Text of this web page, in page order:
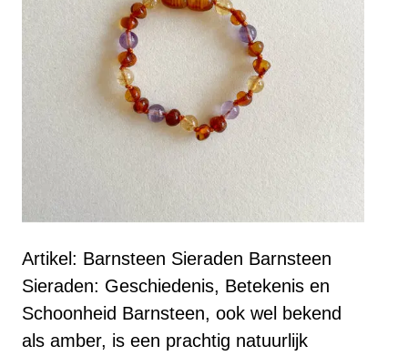
Artikel: Barnsteen Sieraden Barnsteen
Sieraden: Geschiedenis, Betekenis en
Schoonheid Barnsteen, ook wel bekend
als amber, is een prachtig natuurlijk